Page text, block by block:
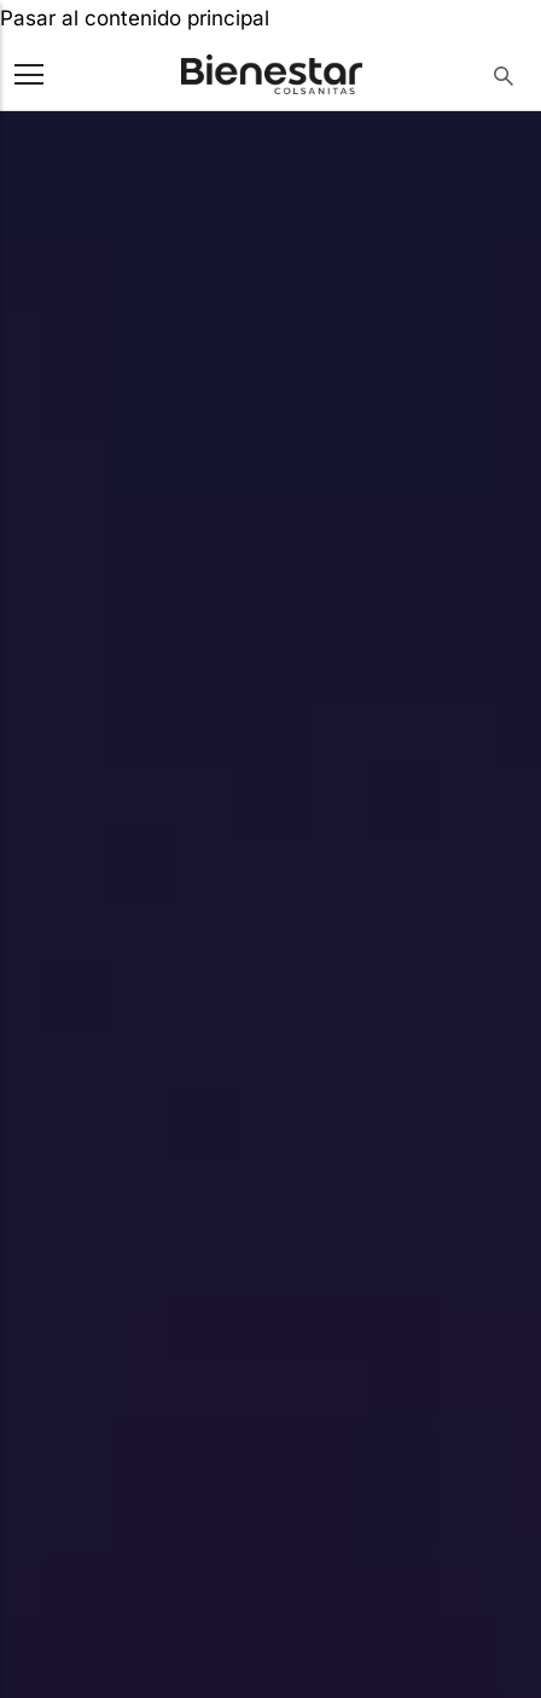
Pasar al contenido principal